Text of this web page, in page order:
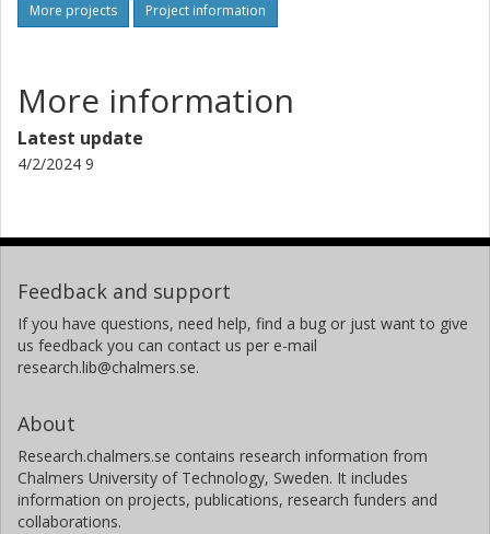
More projects Project information
More information
Latest update
4/2/2024 9
Feedback and support
If you have questions, need help, find a bug or just want to give
us feedback you can contact us per e-mail
research.lib@chalmers.se.
About
Research.chalmers.se contains research information from
Chalmers University of Technology, Sweden. It includes
information on projects, publications, research funders and
collaborations.